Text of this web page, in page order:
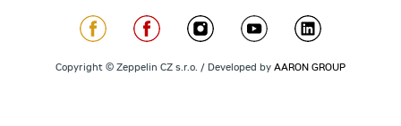
Copyright © Zeppelin CZ s.r.o. / Developed by AARON GROUP